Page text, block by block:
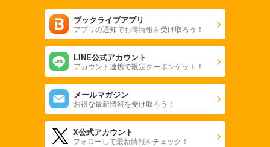
ブックライブアプリ
アプリの通知でお得情報を受け取ろう！
LINE公式アカウント
アカウント連携で限定クーポンゲット！
メールマガジン
お得な最新情報を受け取ろう！
X公式アカウント
フォローして最新情報をチェック！